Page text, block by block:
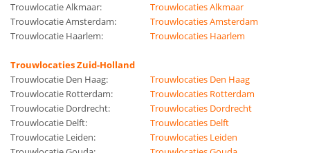
Trouwlocatie Alkmaar:
Trouwlocaties Alkmaar
Trouwlocatie Amsterdam:
Trouwlocaties Amsterdam
Trouwlocatie Haarlem:
Trouwlocaties Haarlem
Trouwlocaties Zuid-Holland
Trouwlocatie Den Haag:
Trouwlocaties Den Haag
Trouwlocatie Rotterdam:
Trouwlocaties Rotterdam
Trouwlocatie Dordrecht:
Trouwlocaties Dordrecht
Trouwlocatie Delft:
Trouwlocaties Delft
Trouwlocatie Leiden:
Trouwlocaties Leiden